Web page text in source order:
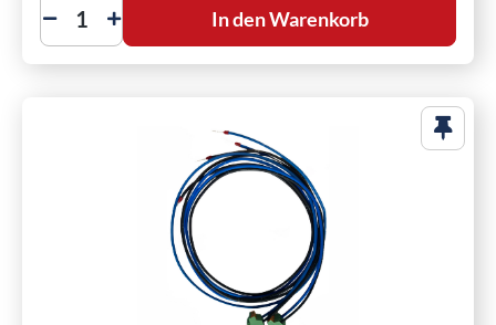
In den Warenkorb